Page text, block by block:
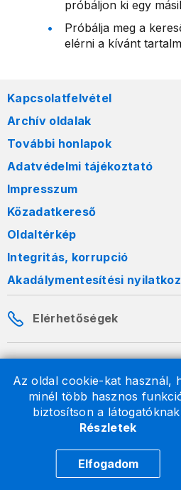
Az oldal cookie-kat használ,
minél több hasznos
biztosítson a
Részletek
Elfogadom
próbáljon ki egy
Próbálja meg a
elérni a kívánt
Kapcsolatfelvétel
Archív oldalak
További honlapok
Adatvédelmi tájékoztató
Impresszum
Közadatkereső
Oldaltérkép
Integritás, korrupció
Akadálymentesítési
Elérhetőségek
A honlapon szereplő
formában szabadon terjeszthetők.
2026 © A Nemzeti Adó- és
jogvédelem alatt állnak.